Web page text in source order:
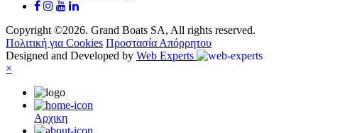
Copyright ©2026. Grand Boats SA, All rights reserved.
Πολιτική για Cookies Προστασία Απόρρητου
Designed and Developed by Web Experts
×
Αρχικη